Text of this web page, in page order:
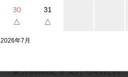
30
△
31
△
2026年7月
20名
要介護認定を受けられた方